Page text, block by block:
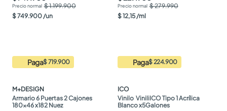
$ 1.199.900
$749.900 /un
Paga$ 719.900
M+DESIGN
Armario 6 Puertas 2 Cajones
180x46 x182 Nuez
$ 279.990
$12,15 /ml
Paga$ 224.900
ICO
Vinilo  ViniliICO Tipo 1 Acrílica
Blanco x5Galones